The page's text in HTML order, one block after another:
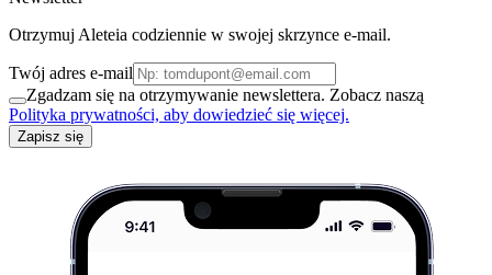
Otrzymuj Aleteia codziennie w swojej skrzynce e-mail.
Twój adres e-mail
Zgadzam się na otrzymywanie newslettera. Zobacz naszą
Polityka prywatności, aby dowiedzieć się więcej.
Zapisz się